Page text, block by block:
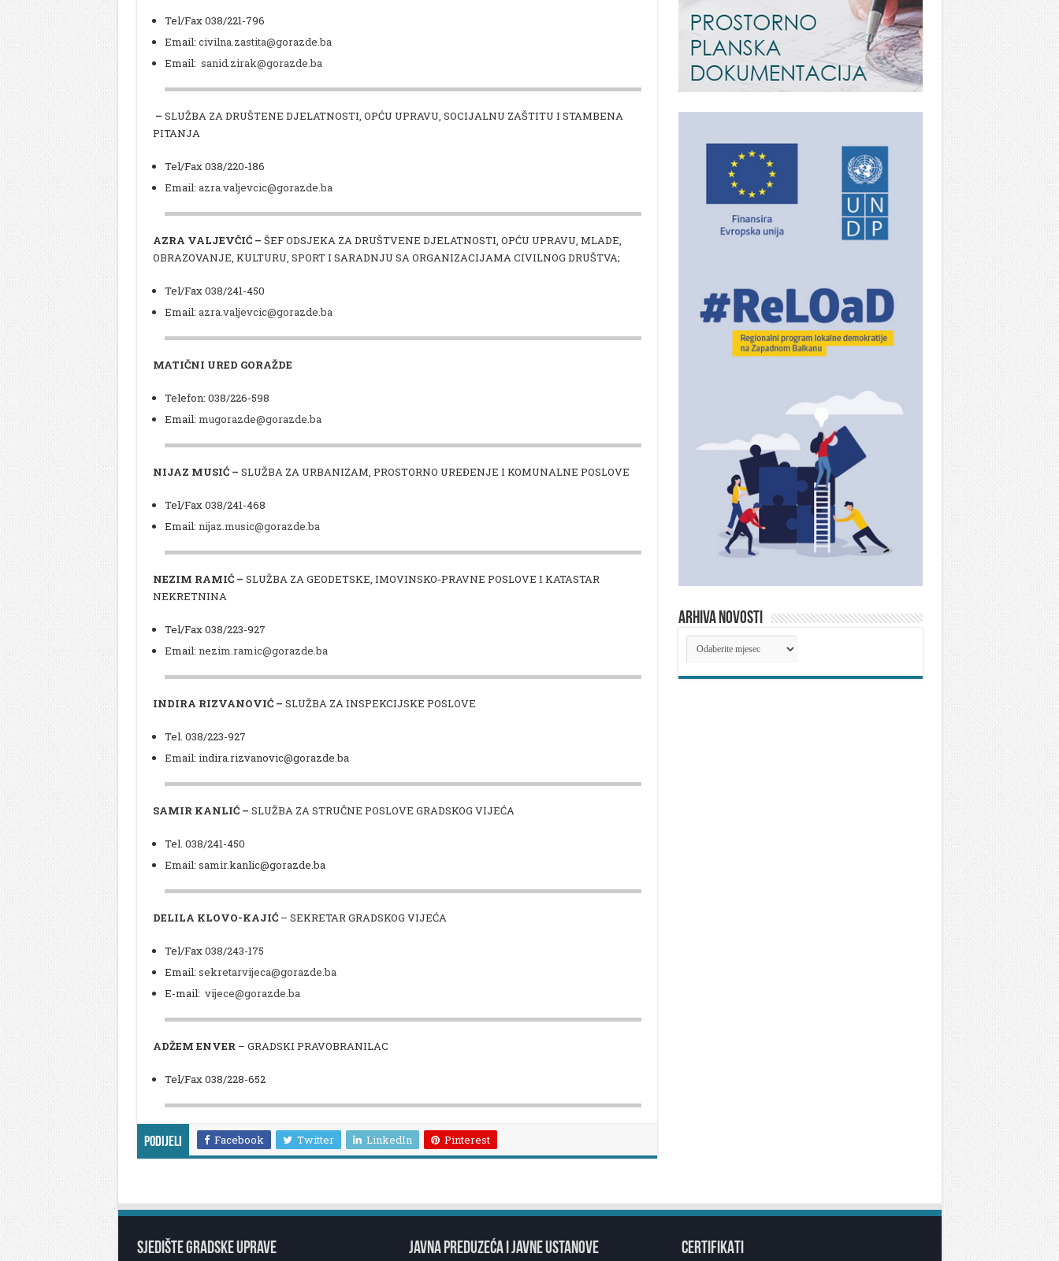
Tel/Fax 038/221-796
Email: civilna.zastita@gorazde.ba
Email: sanid.zirak@gorazde.ba
– SLUŽBA ZA DRUŠTENE DJELATNOSTI, OPĆU UPRAVU, SOCIJALNU ZAŠTITU I STAMBENA
PITANJA
Tel/Fax 038/220-186
Email: azra.valjevcic@gorazde.ba
AZRA VALJEVČIĆ – ŠEF ODSJEKA ZA DRUŠTVENE DJELATNOSTI, OPĆU UPRAVU, MLADE,
OBRAZOVANJE, KULTURU, SPORT I SARADNJU SA ORGANIZACIJAMA CIVILNOG DRUŠTVA;
Tel/Fax 038/241-450
Email: azra.valjevcic@gorazde.ba
MATIČNI URED GORAŽDE
Telefon: 038/226-598
Email: mugorazde@gorazde.ba
NIJAZ MUSIĆ – SLUŽBA ZA URBANIZAM, PROSTORNO UREĐENJE I KOMUNALNE POSLOVE
Tel/Fax 038/241-468
Email: nijaz.music@gorazde.ba
NEZIM RAMIĆ – SLUŽBA ZA GEODETSKE, IMOVINSKO-PRAVNE POSLOVE I KATASTAR
NEKRETNINA
Tel/Fax 038/223-927
Email: nezim.ramic@gorazde.ba
INDIRA RIZVANOVIĆ – SLUŽBA ZA INSPEKCIJSKE POSLOVE
Tel. 038/223-927
Email: indira.rizvanovic@gorazde.ba
SAMIR KANLIĆ – SLUŽBA ZA STRUČNE POSLOVE GRADSKOG VIJEĆA
Tel. 038/241-450
Email: samir.kanlic@gorazde.ba
DELILA KLOVO-KAJIĆ– SEKRETAR GRADSKOG VIJEĆA
Tel/Fax 038/243-175
Email: sekretarvijeca@gorazde.ba
E-mail: vijece@gorazde.ba
ADŽEM ENVER– GRADSKI PRAVOBRANILAC
Tel/Fax 038/228-652
Podijeli Facebook Twitter LinkedIn Pinterest
ARHIVA NOVOSTI
ARHIVA
NOVOSTI
SJEDIŠTE GRADSKE UPRAVE JAVNA PREDUZEĆA I JAVNE USTANOVE CERTIFIKATI